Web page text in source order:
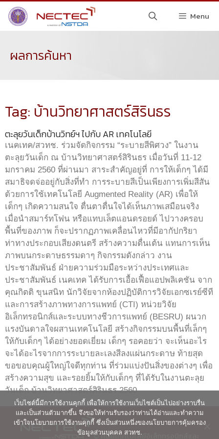
Menu
ผลการค้นหา
Tag: บ้านวิทยาศาสตร์สิรินธร
ตะลุยวันเด็กบ้านวิทย์ฯ ไปกับ AR เทคโนโลยี
เนคเทค/สวทช. ร่วมจัดกิจกรรม “ระบายสีพิศวง” ในงาน
ตะลุยวันเด็ก ณ บ้านวิทยาศาสตร์สิรินธร เมื่อวันที่ 11-12
มกราคม 2560 ที่ผ่านมา สาระสำคัญอยู่ที่ การให้เด็กๆ ได้มี
สมาธิจดจ่ออยู่กับสิ่งที่ทำ การระบายสีเป็นเพียงการเพิ่มสีสัน
ด้วยการใช้เทคโนโลยี Augmented Reality (AR) เพื่อให้
เด็กๆ เกิดความสนใจ ตื่นตาตื่นใจได้เห็นภาพเสมือนจริง
เมื่อนำสมาร์ทโฟน หรือแทบเล็ตแอนดรอยด์ ไปวางครอบ
พื้นที่ของภาพ ก็จะปรากฏภาพเคลื่อนไหวที่มีอากัปกริยา
ท่าทางประกอบเสียงดนตรี สร้างความตื่นเต้น แทนการเห็น
ภาพบนกระดาษธรรมดาๆ กิจกรรมดังกล่าว งาน
ประชาสัมพันธ์ ฝ่ายความร่วมมือระหว่างประเทศและ
ประชาสัมพันธ์ เนคเทค ได้รับการเอื้อเฟื้อแอปพลิเคชัน จาก
คุณกิตติ ขุนสนิท นักวิจัยจากห้องปฏิบัติการวิจัยเอกซเรย์ซีที
และการสร้างภาพทางการแพทย์ (CTI) หน่วยวิจัย
อิเล็กทรอนิกส์และระบบทางชีวการแพทย์ (BESRU) ผนวก
แรงบันดาลใจผสานเทคโนโลยี สร้างกิจกรรมบนพื้นที่เล็กๆ
ให้กับเด็กๆ ได้อย่างยอดเยี่ยม เด็กๆ รอคอยว่า จะเห็นอะไร
จะได้อะไรจากการระบายละเลงสีลงแผ่นกระดาษ ท้ายสุด
ขอขอบคุณผู้ใหญ่ใจดีทุกท่าน ที่ร่วมแบ่งปันสิ่งของต่างๆ เพื่อ
สร้างความสุข และรอยยิ้มให้กับเด็กๆ ที่ได้รับในงานตะลุย
วันเด็ก บ้านวิทยาศาสตร์สิรินธร 2560
© ศูนย์เทคโนโลยีอิเล็กทรอนิกส์และ
เว็บไซต์นี้มีการใช้งานคุกกี้ เพื่อให้การใช้งานเว็บไซต์เป็นไปอย่างราบรื่น
และเป็นส่วนตัวมากขึ้น จึงขอให้ท่านรับรองว่าท่านได้อ่านและทำความ
เข้าใจนโยบายการใช้งานคุกกี้ ซึ่งเป็นส่วนหนึ่งของนโยบายการคุ้มครอง
ข้อมูลส่วนบุคคล สวทช.